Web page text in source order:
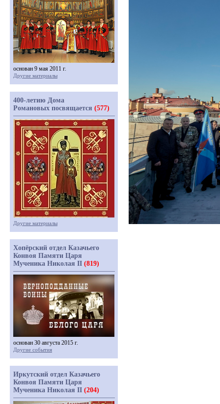
основан 9 мая 2011 г.
Другие материалы
400-летию Дома
Романовых посвящается (577)
Другие материалы
Хопёрский отдел Казачьего
Конвоя Памяти Царя
Мученика Николая II (819)
основан 30 августа 2015 г.
Другие события
Иркутский отдел Казачьего
Конвоя Памяти Царя
Мученика Николая II (204)